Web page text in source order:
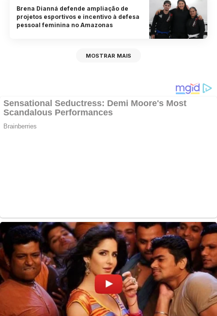
Brena Dianná defende ampliação de
projetos esportivos e incentivo à defesa
pessoal feminina no Amazonas
MOSTRAR MAIS